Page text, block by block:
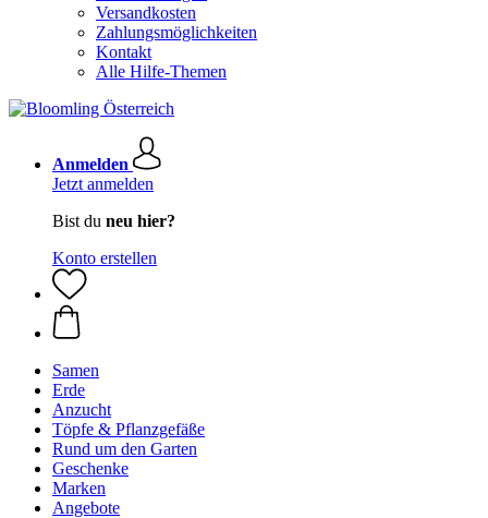
Versandkosten
Zahlungsmöglichkeiten
Kontakt
Alle Hilfe-Themen
Anmelden
Jetzt anmelden
Bist du neu hier?
Konto erstellen
Samen
Erde
Anzucht
Töpfe & Pflanzgefäße
Rund um den Garten
Geschenke
Marken
Angebote